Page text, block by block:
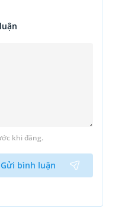
khi đăng.
Gửi bình luận